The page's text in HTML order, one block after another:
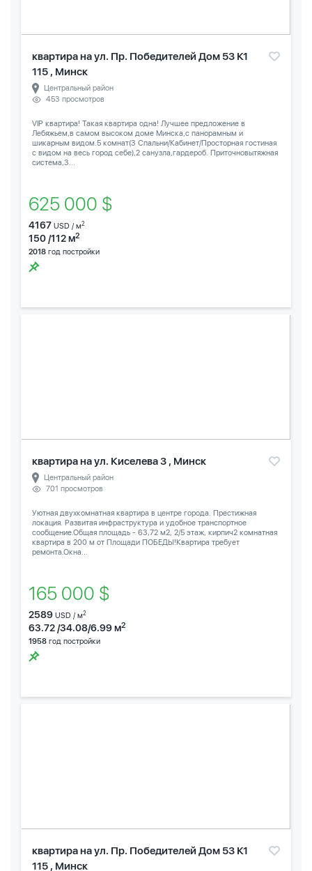
квартира на ул. Пр. Победителей Дом 53 К1
115 , Минск
Центральный район
453 просмотров
VIP квартира! Такая квартира одна! Лучшее предложение в
Лебяжьем,в самом высоком доме Минска,с панорамным и
шикарным видом.5 комнат(3 Спальни/Кабинет/Просторная гостиная
с видом на весь город себе),2 санузла,гардероб. Приточновытяжная
система,3...
625 000 $
4167 USD / м2
150 /112 м2
2018 год постройки
квартира на ул. Киселева 3 , Минск
Центральный район
701 просмотров
Уютная двухкомнатная квартира в центре города. Престижная
локация. Развитая инфраструктура и удобное транспортное
сообщение.Общая площадь - 63,72 м2, 2/5 этаж, кирпич2 комнатная
квартира в 200 м от Площади ПОБЕДЫ!Квартира требует
ремонта.Окна...
165 000 $
2589 USD / м2
63.72 /34.08/6.99 м2
1958 год постройки
квартира на ул. Пр. Победителей Дом 53 К1
115 , Минск